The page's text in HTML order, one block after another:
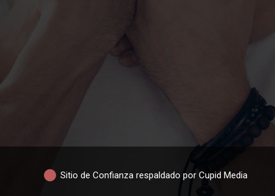
Sitio de Confianza respaldado por Cupid Media